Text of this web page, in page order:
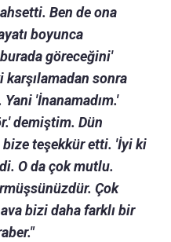
Ben de ona
boyunca
göreceğini'
sonra
'İnanamadım.'
demiştim. Dün
bize teşekkür etti. 'İyi ki
O da çok mutlu.
Çok
bizi daha farklı bir